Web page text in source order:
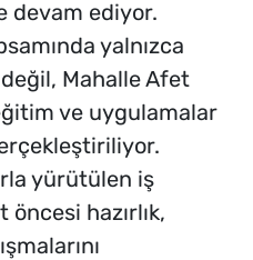
devam ediyor.
yalnızca
Mahalle Afet
ve uygulamalar
yürütülen iş
hazırlık,